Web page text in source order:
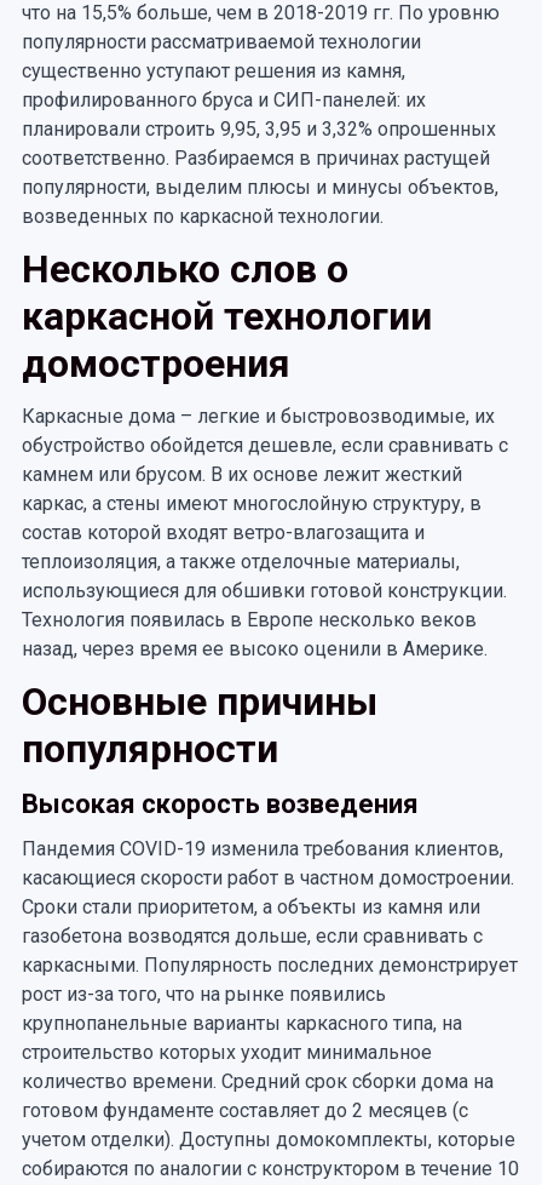
что на 15,5% больше, чем в 2018-2019 гг. По уровню
популярности рассматриваемой технологии
существенно уступают решения из камня,
профилированного бруса и СИП-панелей: их
планировали строить 9,95, 3,95 и 3,32% опрошенных
соответственно. Разбираемся в причинах растущей
популярности, выделим плюсы и минусы объектов,
возведенных по каркасной технологии.
Несколько слов о
каркасной технологии
домостроения
Каркасные дома – легкие и быстровозводимые, их
обустройство обойдется дешевле, если сравнивать с
камнем или брусом. В их основе лежит жесткий
каркас, а стены имеют многослойную структуру, в
состав которой входят ветро-влагозащита и
теплоизоляция, а также отделочные материалы,
использующиеся для обшивки готовой конструкции.
Технология появилась в Европе несколько веков
назад, через время ее высоко оценили в Америке.
Основные причины
популярности
Высокая скорость возведения
Пандемия COVID-19 изменила требования клиентов,
касающиеся скорости работ в частном домостроении.
Сроки стали приоритетом, а объекты из камня или
газобетона возводятся дольше, если сравнивать с
каркасными. Популярность последних демонстрирует
рост из-за того, что на рынке появились
крупнопанельные варианты каркасного типа, на
строительство которых уходит минимальное
количество времени. Средний срок сборки дома на
готовом фундаменте составляет до 2 месяцев (с
учетом отделки). Доступны домокомплекты, которые
собираются по аналогии с конструктором в течение 10